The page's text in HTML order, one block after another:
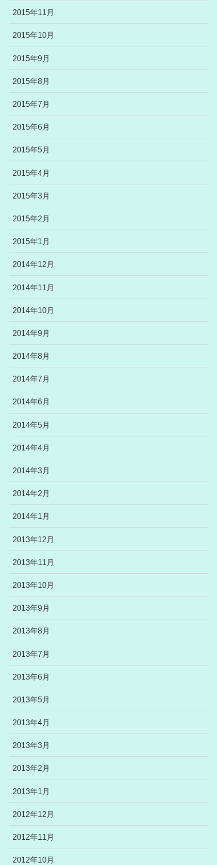
2015年11月
2015年10月
2015年9月
2015年8月
2015年7月
2015年6月
2015年5月
2015年4月
2015年3月
2015年2月
2015年1月
2014年12月
2014年11月
2014年10月
2014年9月
2014年8月
2014年7月
2014年6月
2014年5月
2014年4月
2014年3月
2014年2月
2014年1月
2013年12月
2013年11月
2013年10月
2013年9月
2013年8月
2013年7月
2013年6月
2013年5月
2013年4月
2013年3月
2013年2月
2013年1月
2012年12月
2012年11月
2012年10月